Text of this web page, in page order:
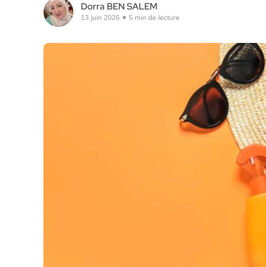
Dorra BEN SALEM
13 juin 2026 5 min de lecture